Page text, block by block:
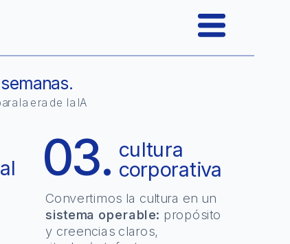
cultura
corporativa
sistema operable: propósito
y creencias claros,
la era de la IA
03.